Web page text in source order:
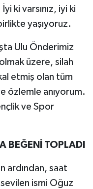
ki varsınız, iyi ki
yaşıyoruz.
Ulu Önderimiz
üzere, silah
etmiş olan tüm
özlemle anıyorum.
ve Spor
BEĞENİ TOPLADI
ardından, saat
ismi Oğuz